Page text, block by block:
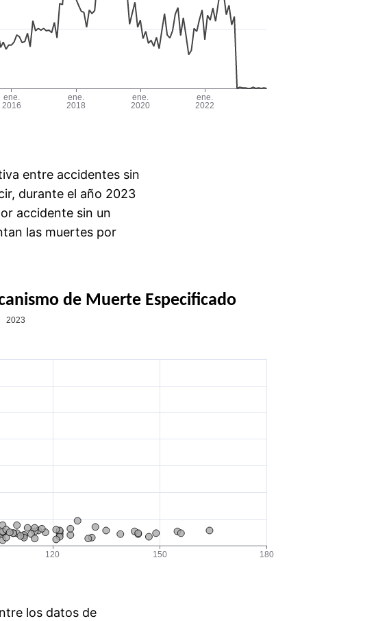
entre accidentes sin
durante el año 2023
accidente sin un
las muertes por
de Muerte Especificado
los datos de